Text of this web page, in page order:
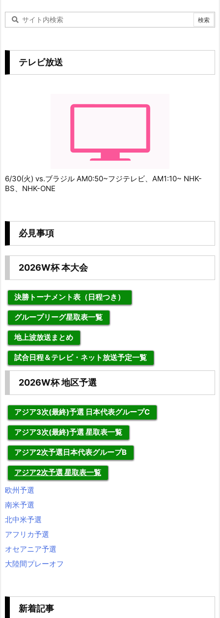
テレビ放送
6/30(火) vs.ブラジル AM0:50~フジテレビ、AM1:10~ NHK-
BS、NHK-ONE
必見事項
2026W杯 本大会
決勝トーナメント表（日程つき）
グループリーグ星取表一覧
地上波放送まとめ
試合日程＆テレビ・ネット放送予定一覧
2026W杯 地区予選
アジア3次(最終)予選 日本代表グループC
アジア3次(最終)予選 星取表一覧
アジア2次予選日本代表グループB
アジア2次予選 星取表一覧
欧州予選
南米予選
北中米予選
アフリカ予選
オセアニア予選
大陸間プレーオフ
新着記事